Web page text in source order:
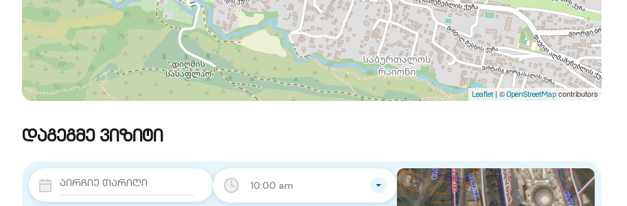
Leaflet| ©OpenStreetMap contributors
დაგეგმე ვიზიტი
10:00 am